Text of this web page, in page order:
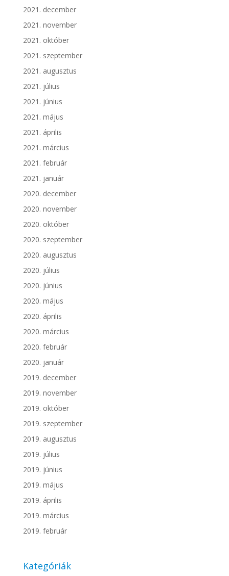
2021. december
2021. november
2021. október
2021. szeptember
2021. augusztus
2021. július
2021. június
2021. május
2021. április
2021. március
2021. február
2021. január
2020. december
2020. november
2020. október
2020. szeptember
2020. augusztus
2020. július
2020. június
2020. május
2020. április
2020. március
2020. február
2020. január
2019. december
2019. november
2019. október
2019. szeptember
2019. augusztus
2019. július
2019. június
2019. május
2019. április
2019. március
2019. február
Kategóriák